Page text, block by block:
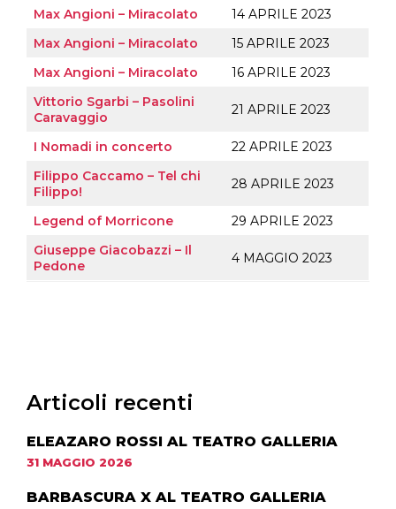
Max Angioni – Miracolato
14 APRILE 2023
Max Angioni – Miracolato
15 APRILE 2023
Max Angioni – Miracolato
16 APRILE 2023
Vittorio Sgarbi – Pasolini
Caravaggio
21 APRILE 2023
I Nomadi in concerto
22 APRILE 2023
Filippo Caccamo – Tel chi
Filippo!
28 APRILE 2023
Legend of Morricone
29 APRILE 2023
Giuseppe Giacobazzi – Il
Pedone
4 MAGGIO 2023
Articoli recenti
ELEAZARO ROSSI AL TEATRO GALLERIA
31 MAGGIO 2026
BARBASCURA X AL TEATRO GALLERIA